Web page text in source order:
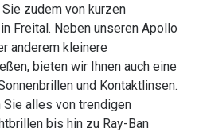
zudem von kurzen
Freital. Neben unseren Apollo
anderem kleinere
bieten wir Ihnen auch eine
und Kontaktlinsen.
alles von trendigen
bis hin zu Ray-Ban